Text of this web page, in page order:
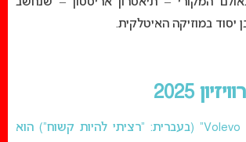
יסוד במוזיקה האיטלקית.
2025
“Volevo essere un duro” (בעברית: “רציתי להיות קשוח”) הוא